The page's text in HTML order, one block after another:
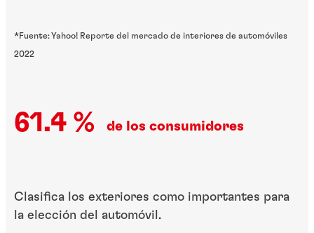
*Fuente: Yahoo! Reporte del mercado de interiores de automóviles
2022
61.4 % de los consumidores
Clasifica los exteriores como importantes para
la elección del automóvil.